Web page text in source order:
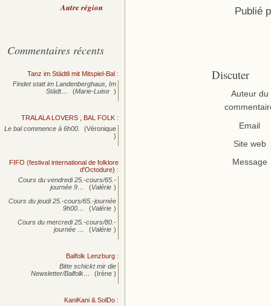
Publié
Discuter
Auteur du
Email
Site web
Message
Autre région
Commentaires récents
Tanz im Städtli mit Mitspiel-Bal :
Findet statt im Landenberghaus, Im
Städt…
(Marie-Luise )
TRALALA LOVERS , BAL FOLK :
Le bal commence à 6h00.
(Véronique
)
FIFO (festival international de folklore
d'Octodure) :
Cours du vendredi 25.-cours/65.-
journée 9… (Valérie )
Cours du jeudi 25.-cours/65.-journée
9h00…
(Valérie )
Cours du mercredi 25.-cours/80.-
journée … (Valérie )
Balfolk Lenzburg :
Bitte schickt mir die
Newsletter/Balfolk…
(Irène )
KaniKani & SolDo :